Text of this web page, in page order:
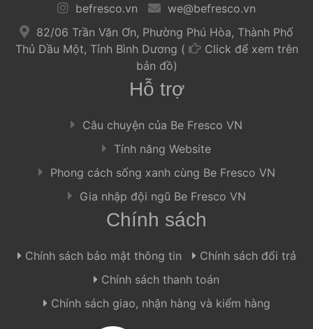
befresco.vn
we@befresco.vn
82/06 Trần Văn Ơn, Phường Phú Hòa, Thành Phố
Thủ Dầu Một, Tỉnh Bình Dương (
Click để xem trên
bản đồ)
Hỗ trợ
Câu chuyện của Be Fresco VN
Tính năng Website
Phong cách sống xanh cùng Be Fresco VN
Gia nhập đội ngũ Be Fresco VN
Chính sách
Chính sách bảo mật thông tin
Chính sách đổi trả
Chính sách thanh toán
Chính sách giao, nhận hàng và kiểm hàng